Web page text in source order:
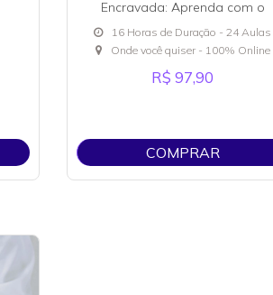
Encravada: Aprenda com o
16 Horas de Duração - 24 Aulas
Onde você quiser - 100% Online
R$ 97,90
COMPRAR